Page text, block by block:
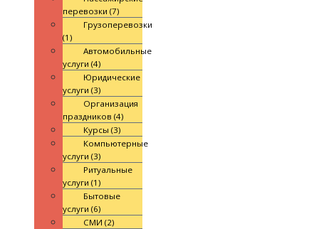
перевозки (7)
Грузоперевозки
(1)
Автомобильные
услуги (4)
Юридические
услуги (3)
Организация
праздников (4)
Курсы (3)
Компьютерные
услуги (3)
Ритуальные
услуги (1)
Бытовые
услуги (6)
СМИ (2)